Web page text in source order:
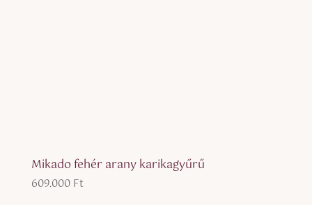
Mikado fehér arany karikagyűrű
609.000 Ft